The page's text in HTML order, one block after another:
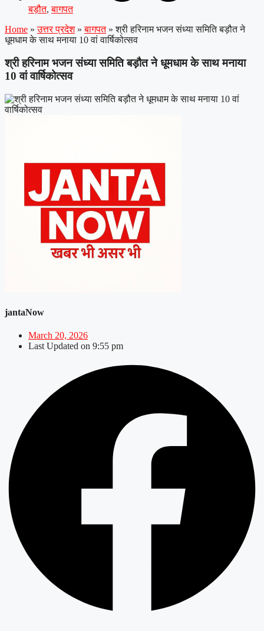
बड़ौत,बागपत
Home » उत्तर प्रदेश » बागपत » श्री हरिनाम भजन संध्या समिति बड़ौत ने
धूमधाम के साथ मनाया 10 वां वार्षिकोत्सव
श्री हरिनाम भजन संध्या समिति बड़ौत ने धूमधाम के साथ मनाया
10 वां वार्षिकोत्सव
jantaNow
March 20, 2026
Last Updated on 9:55 pm